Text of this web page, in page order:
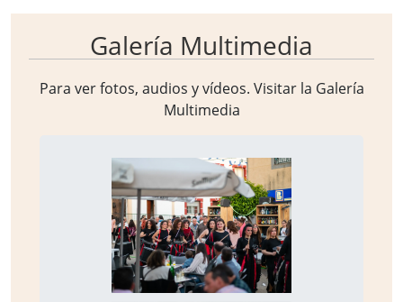
Galería Multimedia
Para ver fotos, audios y vídeos. Visitar la Galería
Multimedia